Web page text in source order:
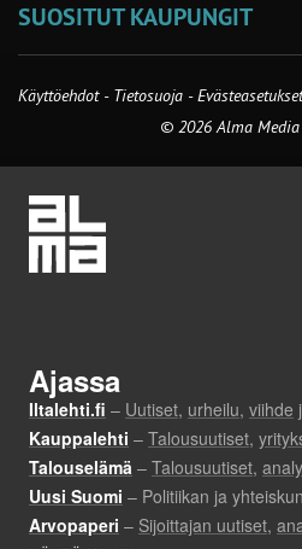
SUOSITUT KAUPUNGIT
Käyttöehdot - Tietosuoja -Evästeasetukset
© 2026 Alma